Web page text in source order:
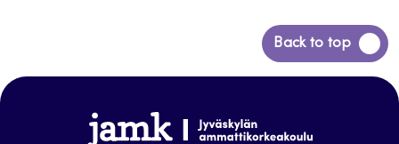
Back to top
Siirry
takaisin
www.jamk.fi